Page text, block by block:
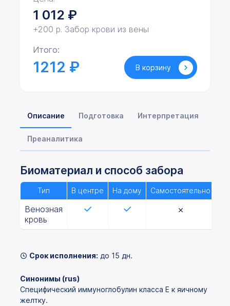
Описание Подготовка Интерпретация
Преаналитика
Биоматериал и способ забора
Тип В центре На дому Самостоятельно
Венозная
кровь
Срок исполнения: до 15 дн.
Синонимы (rus)
Специфический иммуноглобулин класса Е к яичному
желтку.
1 012 ₽
+200 р. Забор крови из вены
Итого:
1212 ₽ В корзину